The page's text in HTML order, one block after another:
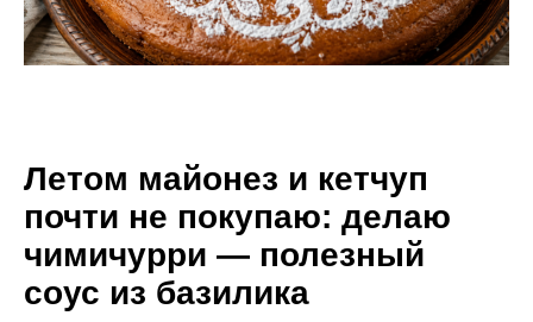
Летом майонез и кетчуп
почти не покупаю: делаю
чимичурри — полезный
соус из базилика